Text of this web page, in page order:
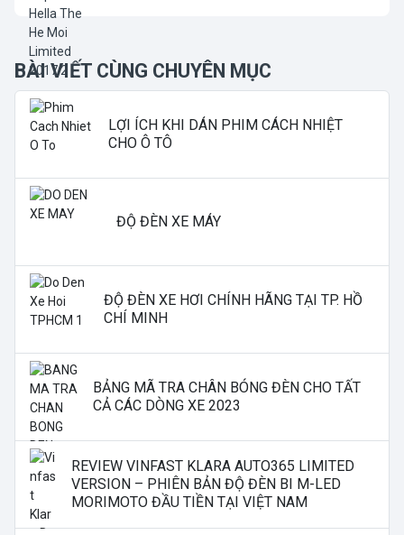
BÀI VIẾT CÙNG CHUYÊN MỤC
LỢI ÍCH KHI DÁN PHIM CÁCH NHIỆT
CHO Ô TÔ
ĐỘ ĐÈN XE MÁY
ĐỘ ĐÈN XE HƠI CHÍNH HÃNG TẠI TP. HỒ
CHÍ MINH
BẢNG MÃ TRA CHÂN BÓNG ĐÈN CHO TẤT
CẢ CÁC DÒNG XE 2023
REVIEW VINFAST KLARA AUTO365 LIMITED
VERSION – PHIÊN BẢN ĐỘ ĐÈN BI M-LED
MORIMOTO ĐẦU TIỀN TẠI VIỆT NAM